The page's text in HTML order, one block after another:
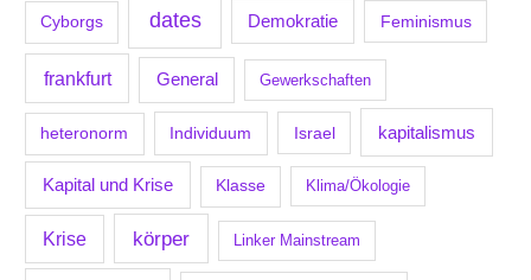
Cyborgs dates Demokratie Feminismus
frankfurt General Gewerkschaften
heteronorm Individuum Israel kapitalismus
Kapital und Krise Klasse Klima/Ökologie
Krise körper Linker Mainstream